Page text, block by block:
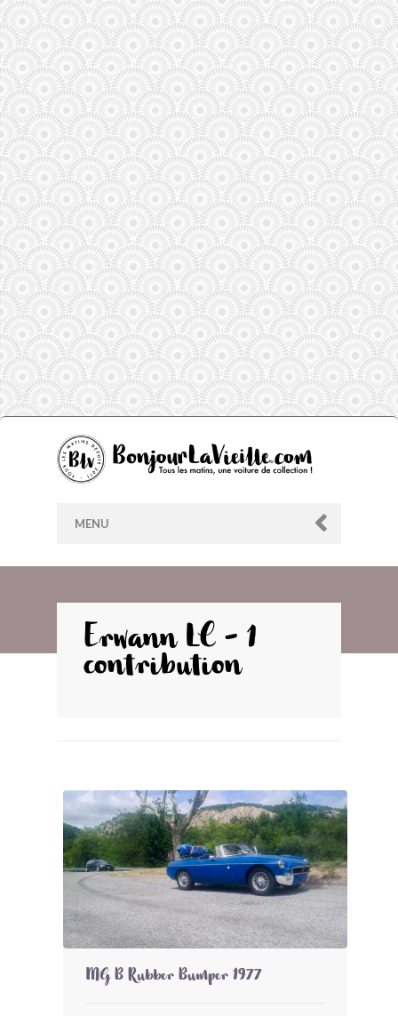
MENU
ARCHIVES
BONJOURLAVIEILLE ?
MODÈLES ET MARQUES
COMMENT FONCTIONNE BLV ?
Erwann LC - 1
contribution
MG B Rubber Bumper 1977